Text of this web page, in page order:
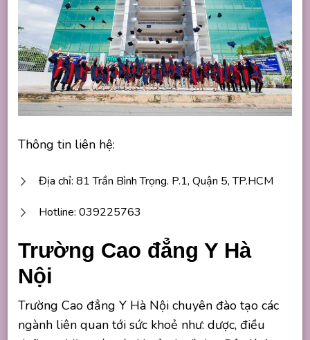
Thông tin liên hệ:
Địa chỉ: 81 Trần Bình Trọng. P.1, Quận 5, TP.HCM
Hotline: 039225763
Trường Cao đẳng Y Hà
Nội
Trường Cao đẳng Y Hà Nội chuyên đào tạo các
ngành liên quan tới sức khoẻ như: dược, điều